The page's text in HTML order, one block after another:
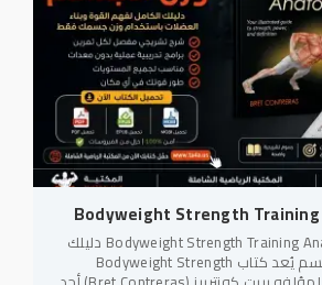
تحميل كتاب Bodyweight Strength Training Anatomy دليلك
بوزن الجسم يُعد كتاب Bodyweight Strength